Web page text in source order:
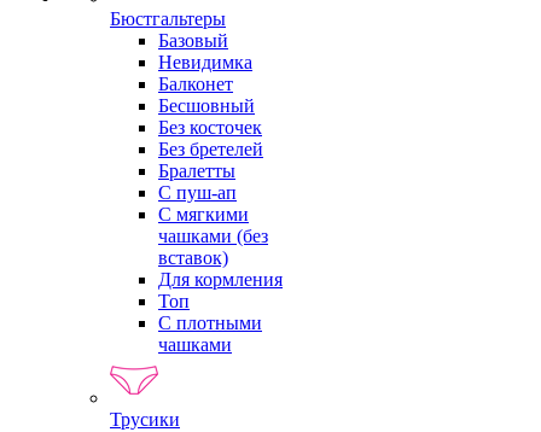
Бюстгальтеры
Базовый
Невидимка
Балконет
Бесшовный
Без косточек
Без бретелей
Бралетты
С пуш-ап
С мягкими
чашками (без
вставок)
Для кормления
Топ
С плотными
чашками
Трусики